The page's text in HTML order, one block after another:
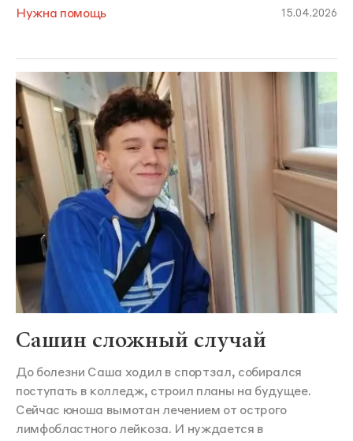
Нужна помощь 15.04.2026
Сашин сложный случай
До болезни Саша ходил в спортзал, собирался
поступать в колледж, строил планы на будущее.
Сейчас юноша вымотан лечением от острого
лимфобластного лейкоза. И нуждается в